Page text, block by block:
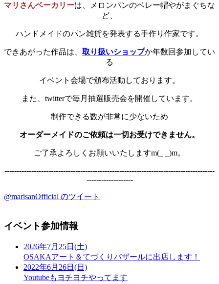
マリさんベーカリーは、メロンパンのベレー帽やがまぐちな
ど、
ハンドメイドのパン雑貨を発表する手作り作家です。
できあがった作品は、 取り扱いショップか年数回参加してい
る
イベント会場で頒布活動しております。
また、twitterで毎月抽選販売会を開催しています。
制作できる数が非常に少ないため
オーダーメイドのご依頼は一切お受けできません。
ご了承よろしくお願いいたしますm(_ _)m。
--------------------------------------------------------------------------------------
-------------------
@marisanOfficial のツイート
イベント参加情報
2026年7月25日(土)
OSAKAアート＆てづくりバザールに出店します！
2022年6月26日(日)
Youtubeもヨチヨチやってます